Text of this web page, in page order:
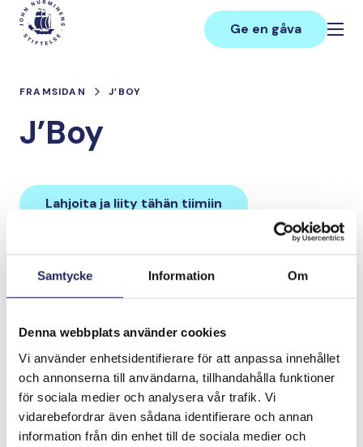
Samtycke Information Om
Denna webbplats använder cookies
Vi använder enhetsidentifierare för att anpassa innehållet
och annonserna till användarna, tillhandahålla funktioner
för sociala medier och analysera vår trafik. Vi
vidarebefordrar även sådana identifierare och annan
information från din enhet till de sociala medier och
Hoppa
innehåll
Main
Ge en gåva
FRAMSIDAN J’BOY
J’Boy
Lahjoita ja liity tähän tiimiin
Tiimin lahjoitukset yhteensä:
Tiimille tehdyt
lahjoitukset